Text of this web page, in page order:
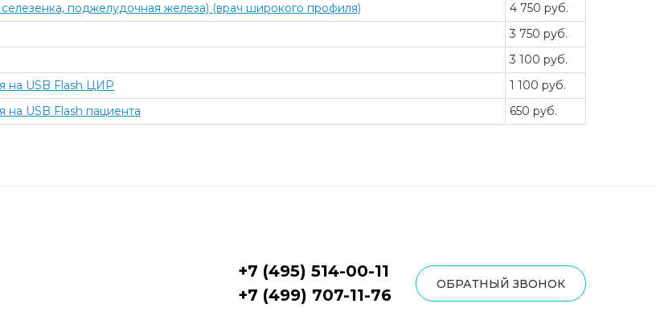
поджелудочная железа) (врач широкого профиля)
4 750 руб.
3 750 руб.
3 100 руб.
на USB Flash ЦИР
1 100 руб.
на USB Flash пациента 650 руб.
+7 (495) 514-00-11
+7 (499) 707-11-76
ОБРАТНЫЙ ЗВОНОК